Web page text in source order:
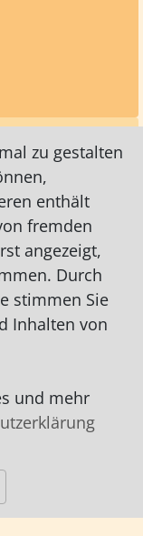
zu gestalten
enthält
fremden
angezeigt,
Durch
stimmen Sie
Inhalten von
und mehr